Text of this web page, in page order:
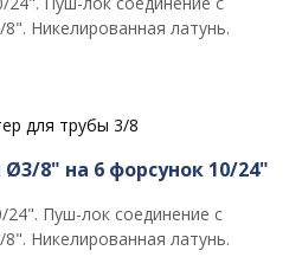
Никелированная латунь.
8" на 6 форсунок 10/24"
24". Пуш-лок соединение с
Никелированная латунь.